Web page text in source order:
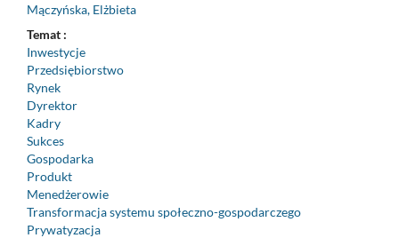
Mączyńska, Elżbieta
Temat :
Inwestycje
Przedsiębiorstwo
Rynek
Dyrektor
Kadry
Sukces
Gospodarka
Produkt
Menedżerowie
Transformacja systemu społeczno-gospodarczego
Prywatyzacja